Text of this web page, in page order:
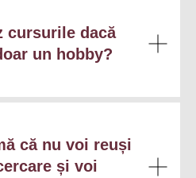
cursurile dacă
un hobby?
că nu voi reuși
și voi